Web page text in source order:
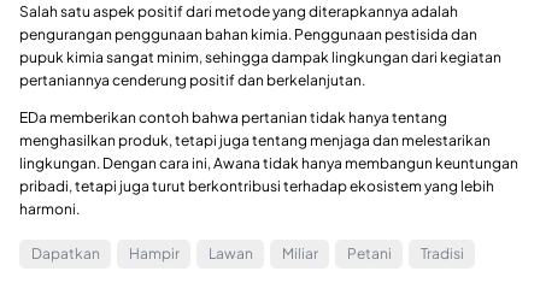
Salah satu aspek positif dari metode yang diterapkannya adalah
pengurangan penggunaan bahan kimia. Penggunaan pestisida dan
pupuk kimia sangat minim, sehingga dampak lingkungan dari kegiatan
pertaniannya cenderung positif dan berkelanjutan.
EDa memberikan contoh bahwa pertanian tidak hanya tentang
menghasilkan produk, tetapi juga tentang menjaga dan melestarikan
lingkungan. Dengan cara ini, Awana tidak hanya membangun keuntungan
pribadi, tetapi juga turut berkontribusi terhadap ekosistem yang lebih
harmoni.
Dapatkan Hampir Lawan Miliar Petani Tradisi